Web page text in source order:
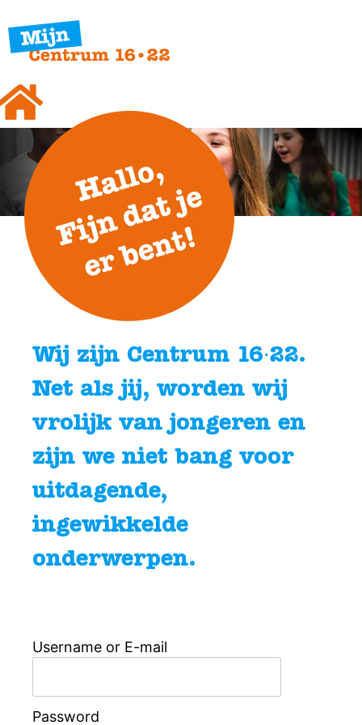
Wij zijn Centrum 16∙22.
Net als jij, worden wij
vrolijk van jongeren en
zijn we niet bang voor
uitdagende,
ingewikkelde
onderwerpen.
Username or E-mail
Password